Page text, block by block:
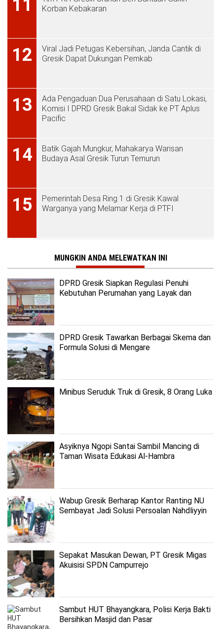
11
Korban Kebakaran
12
Viral Jadi Petugas Kebersihan, Janda Cantik di
Gresik Dapat Dukungan Pemkab
13
Ada Pengaduan Dua Perusahaan di Satu Lokasi,
Komisi I DPRD Gresik Bakal Sidak ke PT Aplus
Pacific
14
Batik Gajah Mungkur, Mahakarya Warisan
Budaya Asal Gresik Turun Temurun
15
Pemerintah Desa Ring 1 di Gresik Kawal
Warganya yang Melamar Kerja di PTFI
MUNGKIN ANDA MELEWATKAN INI
DPRD Gresik Siapkan Regulasi Penuhi
Kebutuhan Perumahan yang Layak dan
DPRD Gresik Tawarkan Berbagai Skema dan
Formula Solusi di Mengare
Minibus Seruduk Truk di Gresik, 8 Orang Luka
Asyiknya Ngopi Santai Sambil Mancing di
Taman Wisata Edukasi Al-Hambra
Wabup Gresik Berharap Kantor Ranting NU
Sembayat Jadi Solusi Persoalan Nahdliyyin
Sepakat Masukan Dewan, PT Gresik Migas
Akuisisi SPDN Campurrejo
Sambut HUT Bhayangkara, Polisi Kerja Bakti
Bersihkan Masjid dan Pasar